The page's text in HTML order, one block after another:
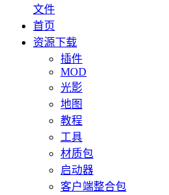
文件
首页
资源下载
插件
MOD
光影
地图
教程
工具
材质包
启动器
客户端整合包